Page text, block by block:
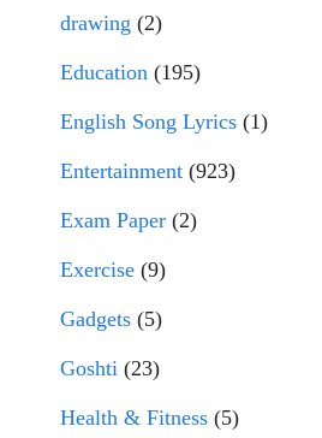
drawing (2)
Education (195)
English Song Lyrics (1)
Entertainment (923)
Exam Paper (2)
Exercise (9)
Gadgets (5)
Goshti (23)
Health & Fitness (5)